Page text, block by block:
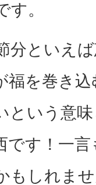
。
分といえ
福を巻き
という意
です！一
もしれま